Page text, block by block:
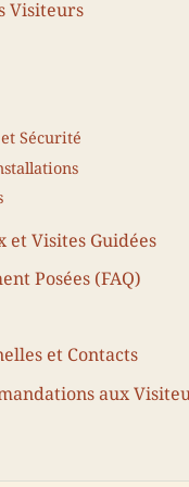
Visiteurs
Sécurité
et Visites Guidées
Posées (FAQ)
et Contacts
aux